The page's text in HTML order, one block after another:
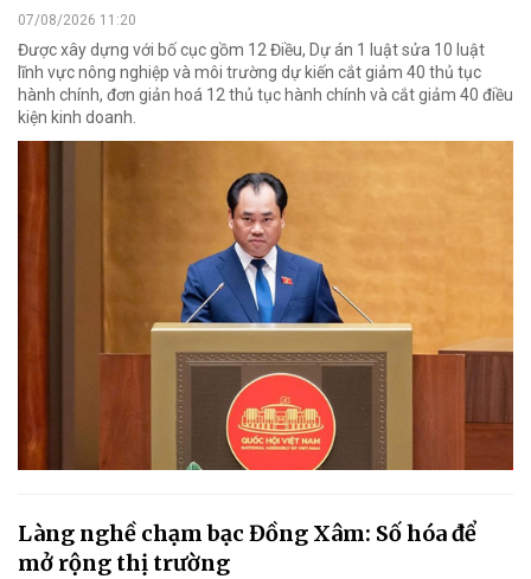
07/08/2026 11:20
Được xây dựng với bố cục gồm 12 Điều, Dự án 1 luật sửa 10 luật
lĩnh vực nông nghiệp và môi trường dự kiến cắt giảm 40 thủ tục
hành chính, đơn giản hoá 12 thủ tục hành chính và cắt giảm 40 điều
kiện kinh doanh.
Làng nghề chạm bạc Đồng Xâm: Số hóa để
mở rộng thị trường